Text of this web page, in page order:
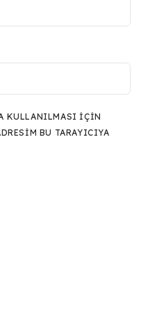
KULLANILMASI IÇIN
BU TARAYICIYA